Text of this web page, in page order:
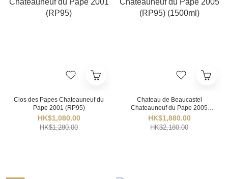
Clos des Papes Chateauneuf du
Pape 2001 (RP95)
HK$1,080.00
HK$1,280.00
Chateau de Beaucastel
Chateauneuf du Pape 2005
(RP95) (1500ml)
HK$1,880.00
HK$2,180.00